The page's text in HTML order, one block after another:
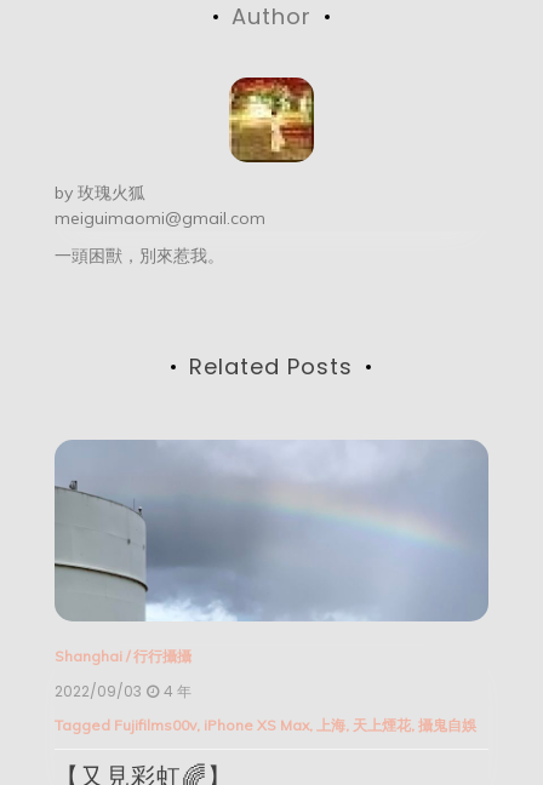
Author
by 玫瑰火狐
meiguimaomi@gmail.com
一頭困獸，別來惹我。
Related Posts
Shanghai/行行攝攝
2022/09/03 4 年
Tagged Fujifilms00v, iPhone XS Max, 上海, 天上煙花, 攝鬼自娛
【又見彩虹🌈】